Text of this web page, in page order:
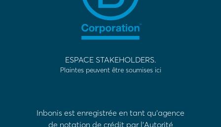
ESPACE STAKEHOLDERS.
Plaintes peuvent être soumises ici
Inbonis est enregistrée en tant qu'agence
de notation de crédit par l'Autorité